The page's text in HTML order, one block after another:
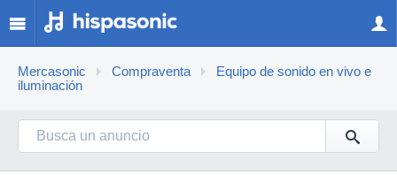
Mercasonic Compraventa
Equipo de sonido en vivo e
iluminación